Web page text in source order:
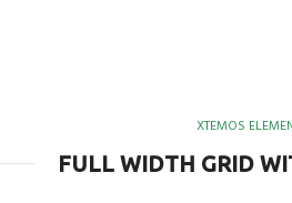
XTEMOS
FULL WIDTH GRID